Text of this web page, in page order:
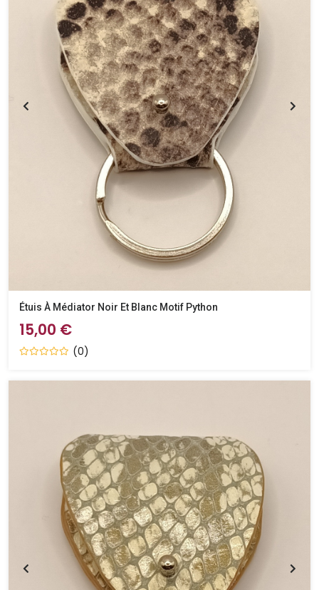
Étuis À Médiator Noir Et Blanc Motif Python
15,00 €
(0)